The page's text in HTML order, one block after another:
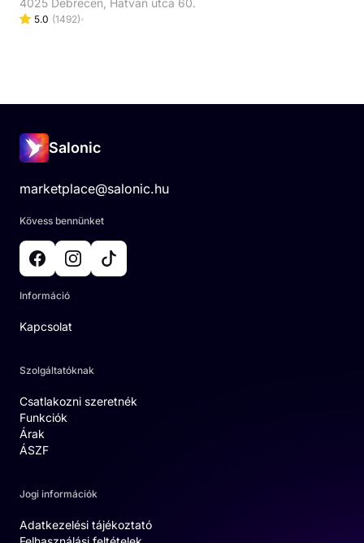
4025 Debrecen, Hatvan utca 60.
5.0 (1492)
Salonic
marketplace@salonic.hu
Kövess bennünket
Információ
Kapcsolat
Szolgáltatóknak
Csatlakozni szeretnék
Funkciók
Árak
ÁSZF
Jogi információk
Adatkezelési tájékoztató